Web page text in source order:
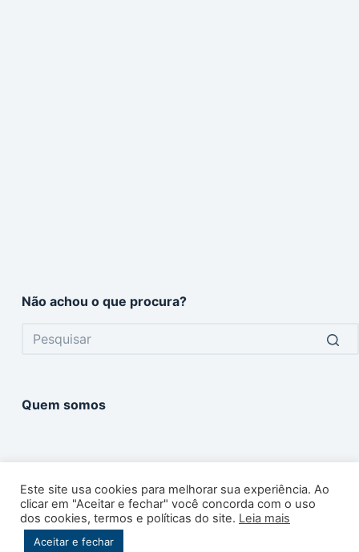
Não achou o que procura?
Quem somos
Copyright © 2026 -
Este site usa cookies para melhorar sua experiência. Ao
clicar em "Aceitar e fechar" você concorda com o uso
dos cookies, termos e políticas do site. Leia mais
Aceitar e fechar